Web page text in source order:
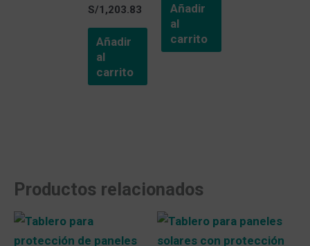
S/1,203.83
Añadir
al
carrito
Añadir
al
carrito
Productos relacionados